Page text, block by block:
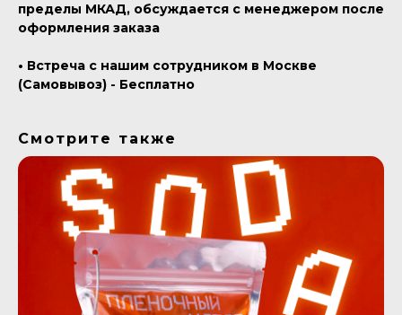
пределы МКАД, обсуждается с менеджером после
оформления заказа
• Встреча с нашим сотрудником в Москве
(Самовывоз) - Бесплатно
Смотрите также